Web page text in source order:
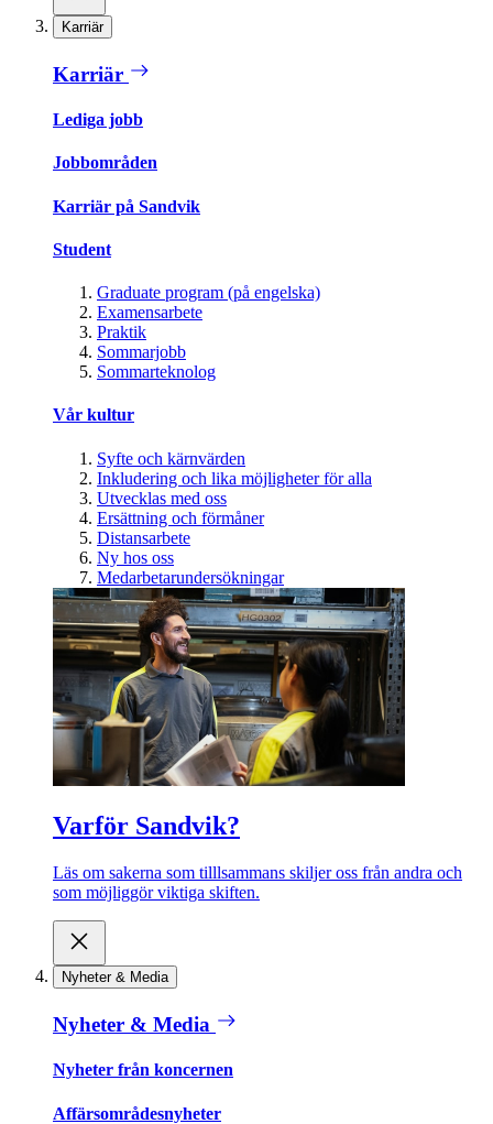
Karriär
Karriär
Lediga jobb
Jobbområden
Karriär på Sandvik
Student
Graduate program (på engelska)
Examensarbete
Praktik
Sommarjobb
Sommarteknolog
Vår kultur
Syfte och kärnvärden
Inkludering och lika möjligheter för alla
Utvecklas med oss
Ersättning och förmåner
Distansarbete
Ny hos oss
Medarbetarundersökningar
Varför Sandvik?
Läs om sakerna som tilllsammans skiljer oss från andra och
som möjliggör viktiga skiften.
Nyheter & Media
Nyheter & Media
Nyheter från koncernen
Affärsområdesnyheter